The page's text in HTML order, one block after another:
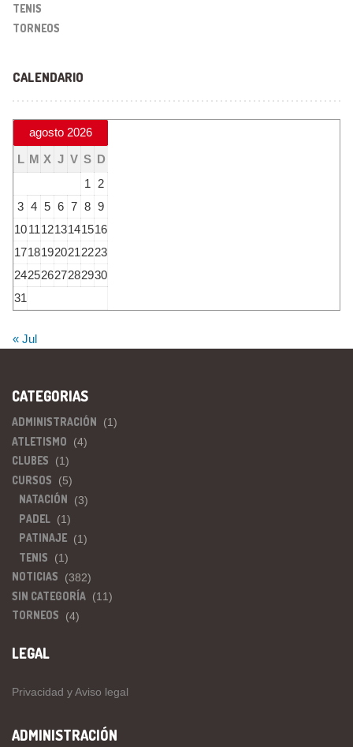
TENIS
TORNEOS
CALENDARIO
agosto 2026
L M X J V S D
1
2
3 4 5 6 7 8 9
10111213141516
17181920212223
24252627282930
31
« Jul
CATEGORIAS
ADMINISTRACIÓN (1)
ATLETISMO (4)
CLUBES (1)
CURSOS (5)
NATACIÓN (3)
PADEL (1)
PATINAJE (1)
TENIS (1)
NOTICIAS (382)
SIN CATEGORÍA (11)
TORNEOS (4)
LEGAL
Privacidad y Aviso legal
ADMINISTRACIÓN